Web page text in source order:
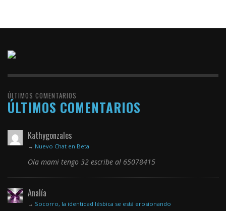
ÚLTIMOS COMENTARIOS
ÚLTIMOS COMENTARIOS
Kathygonzales
→ Nuevo Chat en Beta
Ola mami tengo 32 escribe al 65078415
Analía
→ Socorro, la identidad lésbica se está erosionando